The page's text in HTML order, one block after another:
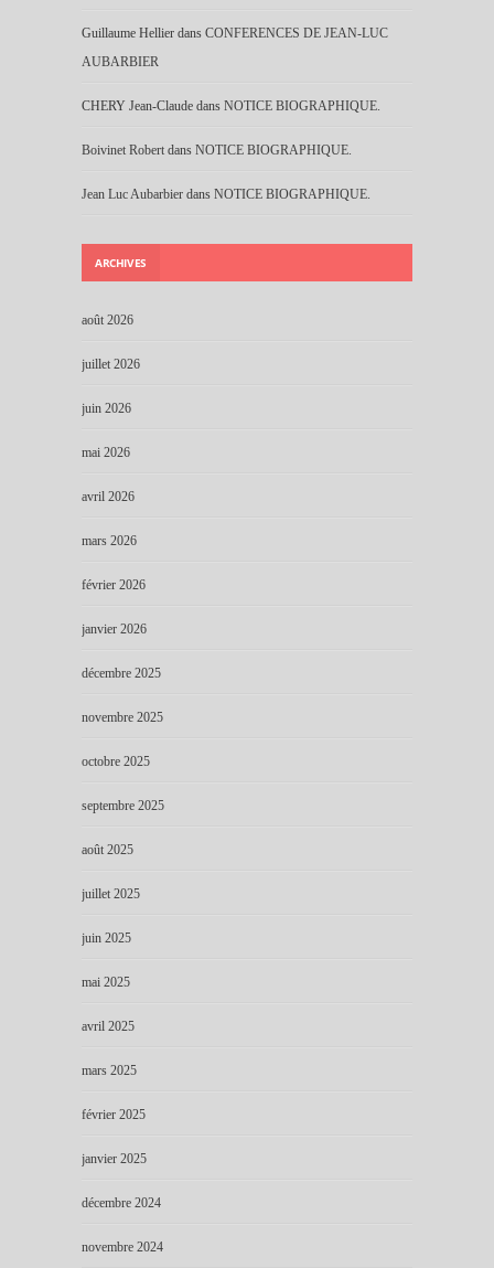
Guillaume Hellier dans CONFERENCES DE JEAN-LUC
AUBARBIER
CHERY Jean-Claude dans NOTICE BIOGRAPHIQUE.
Boivinet Robert dans NOTICE BIOGRAPHIQUE.
Jean Luc Aubarbier dans NOTICE BIOGRAPHIQUE.
ARCHIVES
août 2026
juillet 2026
juin 2026
mai 2026
avril 2026
mars 2026
février 2026
janvier 2026
décembre 2025
novembre 2025
octobre 2025
septembre 2025
août 2025
juillet 2025
juin 2025
mai 2025
avril 2025
mars 2025
février 2025
janvier 2025
décembre 2024
novembre 2024